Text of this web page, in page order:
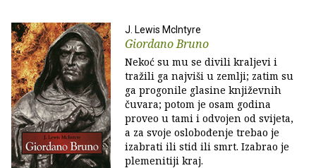
J. Lewis McIntyre
Giordano Bruno
Nekoć su mu se divili kraljevi i
tražili ga najviši u zemlji; zatim su
ga progonile glasine književnih
čuvara; potom je osam godina
proveo u tami i odvojen od svijeta,
a za svoje oslobođenje trebao je
izabrati ili stid ili smrt. Izabrao je
plemenitiji kraj.